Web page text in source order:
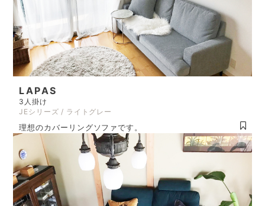
LAPAS
3人掛け
JEシリーズ / ライトグレー
理想のカバーリングソファです。